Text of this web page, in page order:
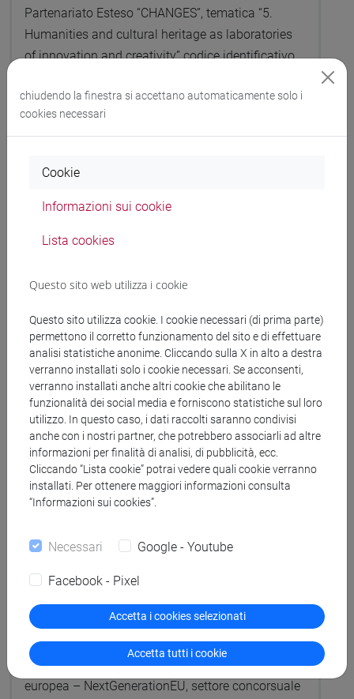
Partenariato Esteso “CHANGES”, tematica “5.
Humanities and cultural heritage as laboratories
of innovation and creativity” codice identificativo
finanziato dall’Unione europea –
NextGenerationEU, settore concorsuale 03/A1
(Chimica analitica), settore scientifico-disciplinare
Bando e allegati
A cura di ARU-PDOC
Candidature scadute:04/01/2023
Protocollo n. 149145 del 20/12/2022
Struttura : Dipartimento di Scienze Ambientali,
Informatica e Statistica
Procedura pubblica di selezione per la copertura di
n. 2 posti di ricercatore a tempo determinato con
regime di impegno a tempo pieno ai sensi dell’art.
24 comma 3 lettera a) della Legge 30 dicembre
Ripresa e Resilienza (PNRR), Missione 4
“Istruzione e ricerca” – Componente 2 “Dalla
ricerca all’impresa” – Investimento 1.3,
Partenariato Esteso “Security and Rights in the
CyberSpace (SERICS)”, tematica “7. Cybersecurity,
new technologies and protection of rights” (CUP n.
H73C22000890001), finanziato dall’Unione
europea – NextGenerationEU, settore concorsuale
chiudendo la finestra si accettano automaticamente solo i
cookies necessari
Cookie
Informazioni sui cookie
Lista cookies
Questo sito web utilizza i cookie
Questo sito utilizza cookie. I cookie necessari (di prima parte)
permettono il corretto funzionamento del sito e di effettuare
analisi statistiche anonime. Cliccando sulla X in alto a destra
verranno installati solo i cookie necessari. Se acconsenti,
verranno installati anche altri cookie che abilitano le
funzionalità dei social media e forniscono statistiche sul loro
utilizzo. In questo caso, i dati raccolti saranno condivisi
anche con i nostri partner, che potrebbero associarli ad altre
informazioni per finalità di analisi, di pubblicità, ecc.
Cliccando “Lista cookie” potrai vedere quali cookie verranno
installati. Per ottenere maggiori informazioni consulta
“Informazioni sui cookies”.
Necessari Google - Youtube
Facebook - Pixel
Accetta i cookies selezionati
Accetta tutti i cookie